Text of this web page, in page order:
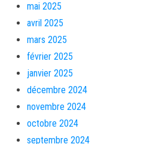
mai 2025
avril 2025
mars 2025
février 2025
janvier 2025
décembre 2024
novembre 2024
octobre 2024
septembre 2024